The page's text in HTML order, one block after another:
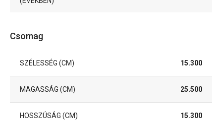
Csomag
SZÉLESSÉG (CM) 15.300
MAGASSÁG (CM) 25.500
HOSSZÚSÁG (CM) 15.300